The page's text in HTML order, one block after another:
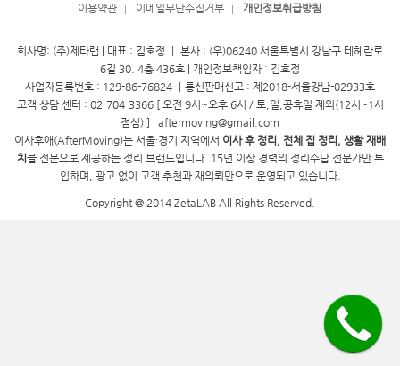
이용약관 이메일무단수집거부 개인정보취급방침
회사명: (주)제타랩 | 대표 : 김호정 ㅣ 본사 : (우)06240 서울특별시 강남구 테헤란로
6길 30. 4층 436호 | 개인정보책임자 : 김호정
사업자등록번호 : 129-86-76824 ㅣ통신판매신고 : 제2018-서울강남-02933호
고객 상담 센터 : 02-704-3366 [ 오전 9시~오후 6시 / 토,일,공휴일 제외(12시~1시
점심) ] | aftermoving@gmail.com
이사후애(AfterMoving)는 서울·경기 지역에서 이사 후 정리, 전체 집 정리, 생활 재배
치 를 전문으로 제공하는 정리 브랜드입니다. 15년 이상 경력의 정리수납 전문가만 투
입하며, 광고 없이 고객 추천과 재의뢰만으로 운영되고 있습니다.
Copyright @ 2014 ZetaLAB All Rights Reserved.